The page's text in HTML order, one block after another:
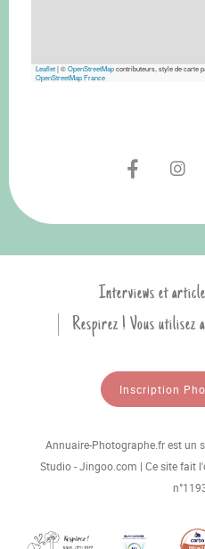
Leaflet|©OpenStreetMapcontributeurs, style de carte
OpenStreetMap France
Interviews et
Respirez ! Vous utilisez
Inscription
Annuaire-Photographe.fr est un
Studio - Jingoo.com | Ce site fait